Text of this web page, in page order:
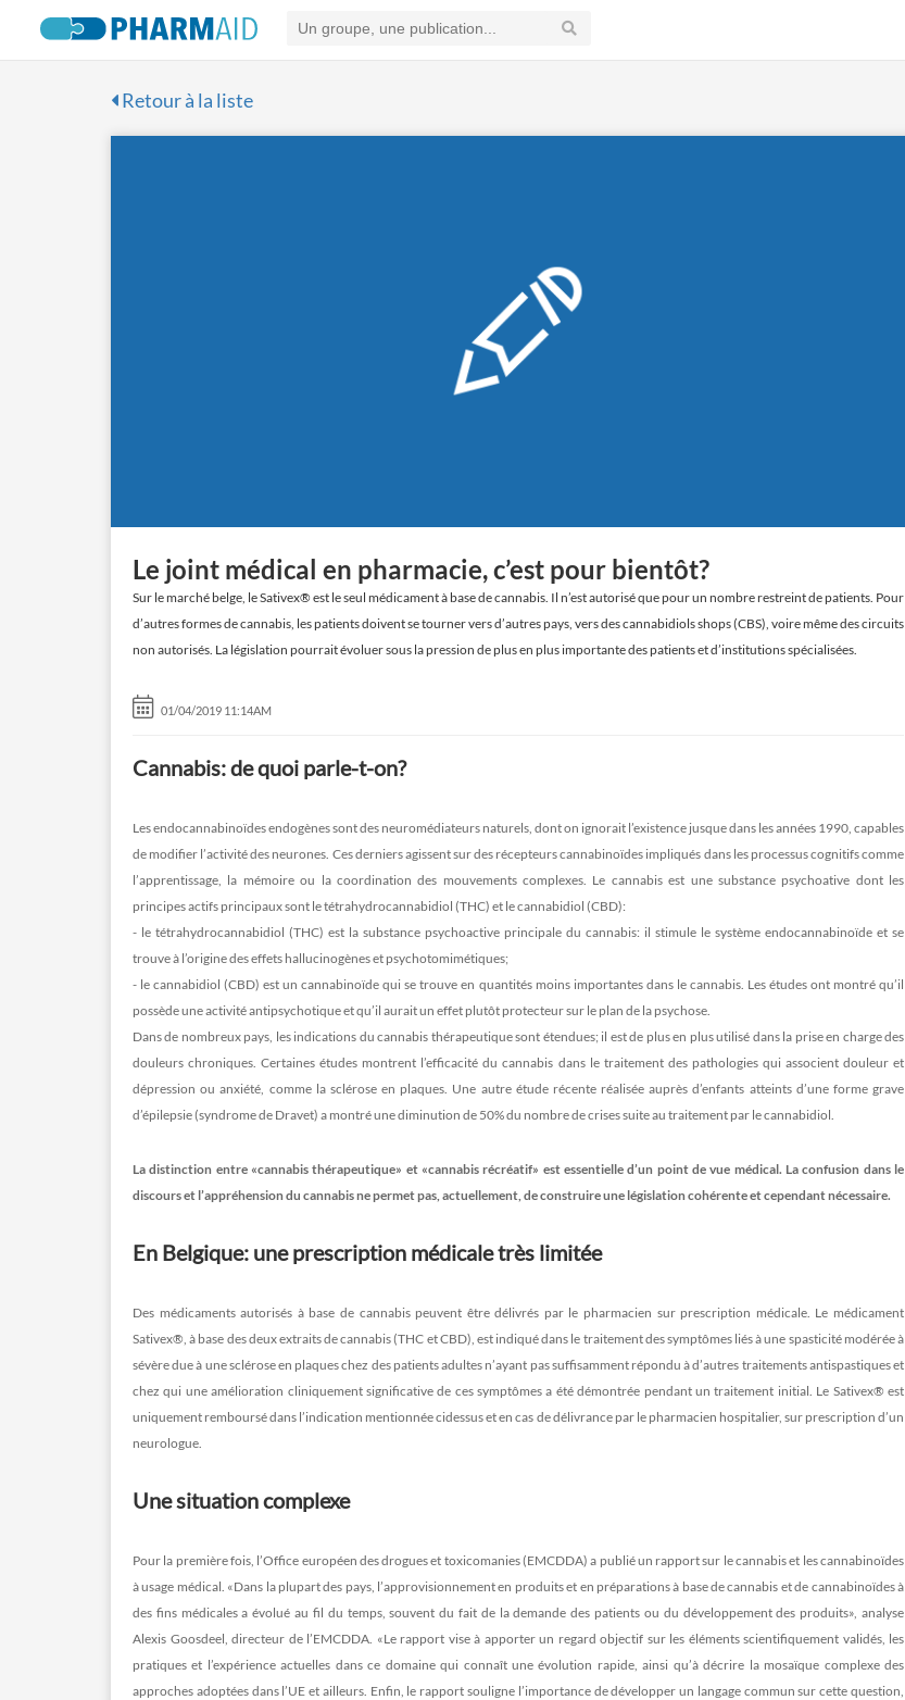
Retour à la liste
Le joint médical en pharmacie, c’est pour bientôt?
Sur le marché belge, le Sativex® est le seul médicament à base de cannabis. Il n’est autorisé que pour un nombre restreint de patients. Pour
d’autres formes de cannabis, les patients doivent se tourner vers d’autres pays, vers des cannabidiols shops (CBS), voire même des circuits
non autorisés. La législation pourrait évoluer sous la pression de plus en plus importante des patients et d’institutions spécialisées.
01/04/2019 11:14AM
Cannabis: de quoi parle-t-on?
Les endocannabinoïdes endogènes sont des neuromédiateurs naturels, dont on ignorait l’existence jusque dans les années 1990, capables
de modifier l’activité des neurones. Ces derniers agissent sur des récepteurs cannabinoïdes impliqués dans les processus cognitifs comme
l’apprentissage, la mémoire ou la coordination des mouvements complexes. Le cannabis est une substance psychoative dont les
principes actifs principaux sont le tétrahydrocannabidiol (THC) et le cannabidiol (CBD):
- le tétrahydrocannabidiol (THC) est la substance psychoactive principale du cannabis: il stimule le système endocannabinoïde et se
trouve à l’origine des effets hallucinogènes et psychotomimétiques;
- le cannabidiol (CBD) est un cannabinoïde qui se trouve en quantités moins importantes dans le cannabis. Les études ont montré qu’il
possède une activité antipsychotique et qu’il aurait un effet plutôt protecteur sur le plan de la psychose.
Dans de nombreux pays, les indications du cannabis thérapeutique sont étendues; il est de plus en plus utilisé dans la prise en charge des
douleurs chroniques. Certaines études montrent l’efficacité du cannabis dans le traitement des pathologies qui associent douleur et
dépression ou anxiété, comme la sclérose en plaques. Une autre étude récente réalisée auprès d’enfants atteints d’une forme grave
d’épilepsie (syndrome de Dravet) a montré une diminution de 50% du nombre de crises suite au traitement par le cannabidiol.
La distinction entre «cannabis thérapeutique» et «cannabis récréatif» est essentielle d’un point de vue médical. La confusion dans le
discours et l’appréhension du cannabis ne permet pas, actuellement, de construire une législation cohérente et cependant nécessaire.
En Belgique: une prescription médicale très limitée
Des médicaments autorisés à base de cannabis peuvent être délivrés par le pharmacien sur prescription médicale. Le médicament
Sativex®, à base des deux extraits de cannabis (THC et CBD), est indiqué dans le traitement des symptômes liés à une spasticité modérée à
sévère due à une sclérose en plaques chez des patients adultes n’ayant pas suffisamment répondu à d’autres traitements antispastiques et
chez qui une amélioration cliniquement significative de ces symptômes a été démontrée pendant un traitement initial. Le Sativex® est
uniquement remboursé dans l’indication mentionnée cidessus et en cas de délivrance par le pharmacien hospitalier, sur prescription d’un
neurologue.
Une situation complexe
Pour la première fois, l’Office européen des drogues et toxicomanies (EMCDDA) a publié un rapport sur le cannabis et les cannabinoïdes
à usage médical. «Dans la plupart des pays, l’approvisionnement en produits et en préparations à base de cannabis et de cannabinoïdes à
des fins médicales a évolué au fil du temps, souvent du fait de la demande des patients ou du développement des produits», analyse
Alexis Goosdeel, directeur de l’EMCDDA. «Le rapport vise à apporter un regard objectif sur les éléments scientifiquement validés, les
pratiques et l’expérience actuelles dans ce domaine qui connaît une évolution rapide, ainsi qu’à décrire la mosaïque complexe des
approches adoptées dans l’UE et ailleurs. Enfin, le rapport souligne l’importance de développer un langage commun sur cette question,